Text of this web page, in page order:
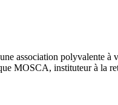
association polyvalente à
MOSCA, instituteur à la